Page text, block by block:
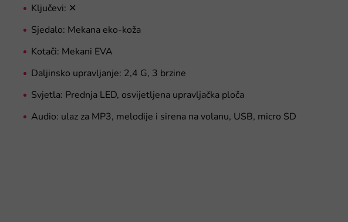
Ključevi: ✕
Sjedalo: Mekana eko-koža
Kotači: Mekani EVA
Daljinsko upravljanje: 2,4 G, 3 brzine
Svjetla: Prednja LED, osvijetljena upravljačka ploča
Audio: ulaz za MP3, melodije i sirena na volanu, USB, micro SD